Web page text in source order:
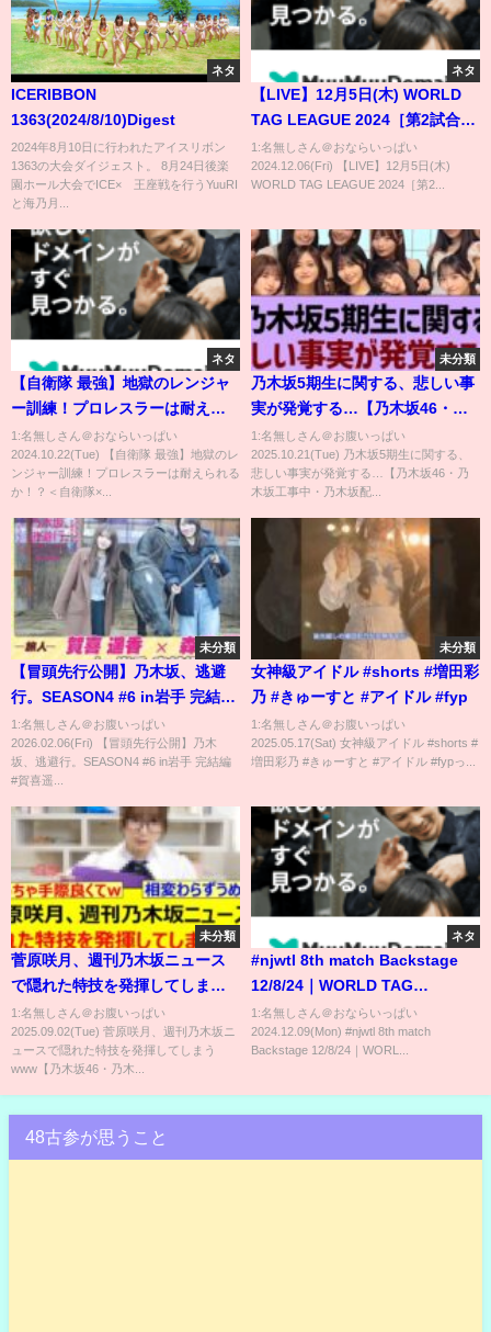
ネタ
ICERIBBON
1363(2024/8/10)Digest
2024年8月10日に行われたアイスリボン
1363の大会ダイジェスト。 8月24日後楽
園ホール大会でICE×∞王座戦を行うYuuRI
と海乃月...
ネタ
【LIVE】12月5日(木) WORLD
TAG LEAGUE 2024［第2試合ま
で配信］ | #njwtl [Only 2
matches]
1:名無しさん＠おならいっぱい
2024.12.06(Fri) 【LIVE】12月5日(木)
WORLD TAG LEAGUE 2024［第2...
ネタ
【自衛隊 最強】地獄のレンジャ
ー訓練！プロレスラーは耐えら
れるか！？＜自衛隊×DDTプロレ
ス コラボ＞
1:名無しさん＠おならいっぱい
2024.10.22(Tue) 【自衛隊 最強】地獄のレ
ンジャー訓練！プロレスラーは耐えられる
か！？＜自衛隊×...
未分類
乃木坂5期生に関する、悲しい事
実が発覚する…【乃木坂46・乃
木坂工事中・乃木坂配信中】
1:名無しさん＠お腹いっぱい
2025.10.21(Tue) 乃木坂5期生に関する、
悲しい事実が発覚する…【乃木坂46・乃
木坂工事中・乃木坂配...
未分類
【冒頭先行公開】乃木坂、逃避
行。SEASON4 #6 in岩手 完結編
#賀喜遥香 ×#森平麗心
1:名無しさん＠お腹いっぱい
2026.02.06(Fri) 【冒頭先行公開】乃木
坂、逃避行。SEASON4 #6 in岩手 完結編
#賀喜遥...
未分類
女神級アイドル #shorts #増田彩
乃 #きゅーすと #アイドル #fyp
1:名無しさん＠お腹いっぱい
2025.05.17(Sat) 女神級アイドル #shorts #
増田彩乃 #きゅーすと #アイドル #fypっ...
未分類
菅原咲月、週刊乃木坂ニュース
で隠れた特技を発揮してしまう
www【乃木坂46・乃木坂配信
中・乃木坂工事中】
1:名無しさん＠お腹いっぱい
2025.09.02(Tue) 菅原咲月、週刊乃木坂ニ
ュースで隠れた特技を発揮してしまう
www【乃木坂46・乃木...
ネタ
#njwtl 8th match Backstage
12/8/24｜WORLD TAG
LEAGUE 2024 第8試合
Backstage
1:名無しさん＠おならいっぱい
2024.12.09(Mon) #njwtl 8th match
Backstage 12/8/24｜WORL...
48古参が思うこと